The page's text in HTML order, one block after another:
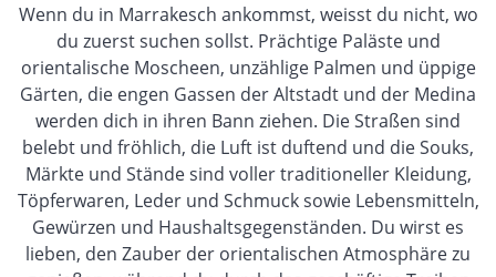
Wenn du in Marrakesch ankommst, weisst du nicht, wo
du zuerst suchen sollst. Prächtige Paläste und
orientalische Moscheen, unzählige Palmen und üppige
Gärten, die engen Gassen der Altstadt und der Medina
werden dich in ihren Bann ziehen. Die Straßen sind
belebt und fröhlich, die Luft ist duftend und die Souks,
Märkte und Stände sind voller traditioneller Kleidung,
Töpferwaren, Leder und Schmuck sowie Lebensmitteln,
Gewürzen und Haushaltsgegenständen. Du wirst es
lieben, den Zauber der orientalischen Atmosphäre zu